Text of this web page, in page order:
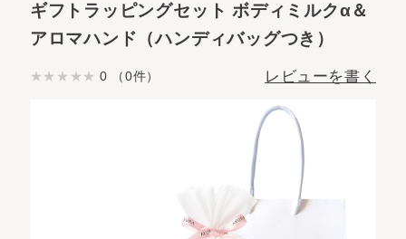
ギフトラッピングセット ボディミルクα＆
アロマハンド（ハンディバッグつき）
0 （0件） レビューを書く